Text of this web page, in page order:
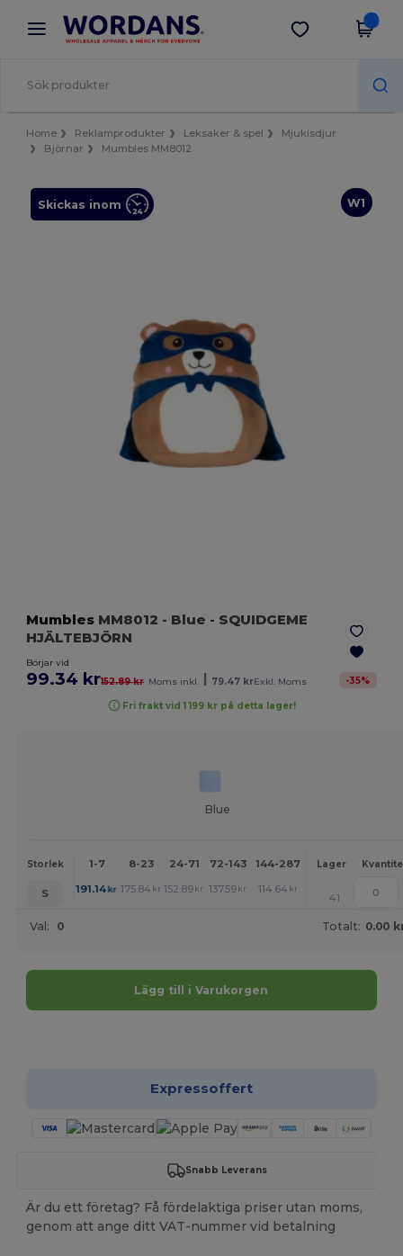
× Wordans-app
Bättre priser i appen!
Hämta app
Home Reklamprodukter Leksaker & spel
Mjukisdjur
Björnar
Mumbles MM8012
W1
Skickas inom
Mumbles MM8012 - Blue - SQUIDGEME
HJÄLTEBJÖRN
Börjar vid
99.34 kr152.89 kr Moms inkl. 79.47 krExkl. Moms -35%
Fri frakt vid 1 199 kr på detta lager!
Blue
Storlek 1-7 8-23 24-71 72-143 144-287 288 + Mer
Lager
S 191.14kr 175.84 kr 152.89 kr 137.59 kr 114.64 kr
41
Val: 0 Totalt: 0.00
Lägg till i Varukorgen
Expressoffert
Snabb Leverans
Är du ett företag? Få fördelaktiga priser utan moms,
genom att ange ditt VAT-nummer vid betalning